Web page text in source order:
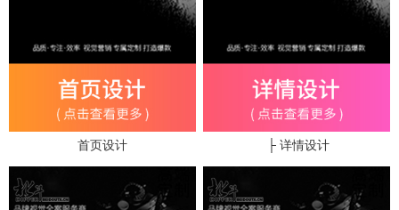
首页设计 ├ 详情设计